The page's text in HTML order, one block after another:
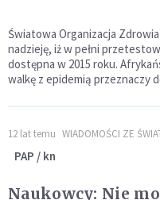
Światowa Organizacja
nadzieję, iż w pełni
dostępna w 2015 roku.
walkę z epidemią przeznaczy
12 lat temu WIADOMOŚCI ZE
PAP / kn
Naukowcy: Nie